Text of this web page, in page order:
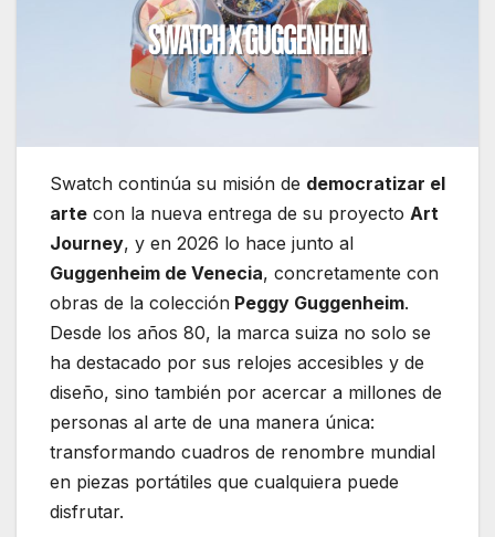
Swatch continúa su misión de democratizar el
arte con la nueva entrega de su proyecto Art
Journey, y en 2026 lo hace junto al
Guggenheim de Venecia, concretamente con
obras de la colección Peggy Guggenheim.
Desde los años 80, la marca suiza no solo se
ha destacado por sus relojes accesibles y de
diseño, sino también por acercar a millones de
personas al arte de una manera única:
transformando cuadros de renombre mundial
en piezas portátiles que cualquiera puede
disfrutar.